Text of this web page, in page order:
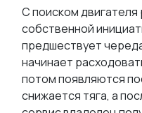
С поиском
собственной
предшествует
начинает
потом появляются
снижается тяга, а